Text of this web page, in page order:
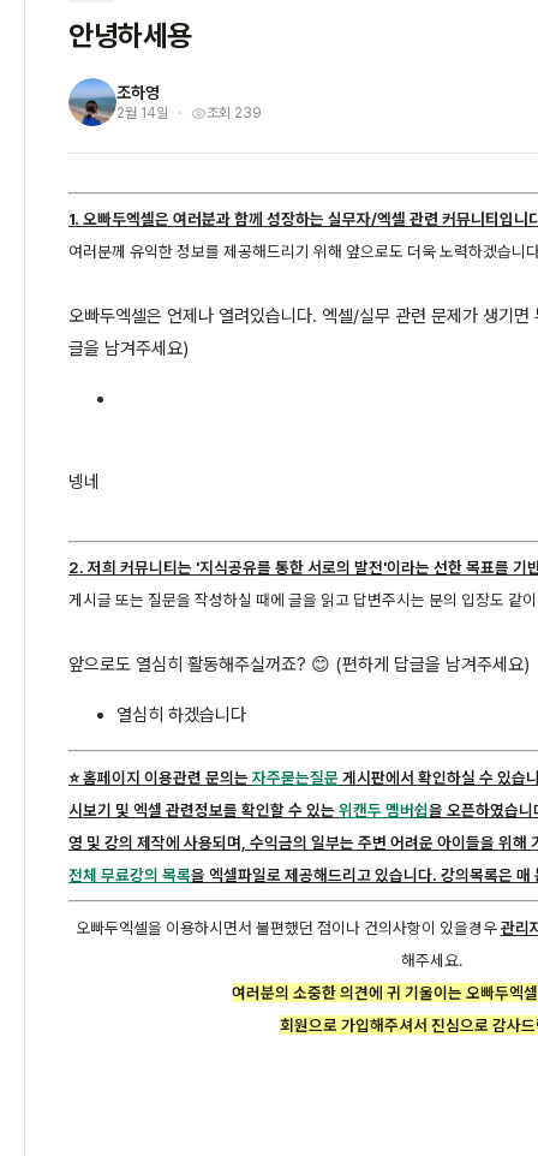
안녕하세용
조 조하영
2월 14일 조회 239
1. 오빠두엑셀은 여러분과 함께 성장하는 실무자/엑셀 관련 커뮤니티입니
여러분께 유익한 정보를 제공해드리기 위해 앞으로도 더욱 노력하겠습니
오빠두엑셀은 언제나 열려있습니다. 엑셀/실무 관련 문제가 생기
글을 남겨주세요)
넹네
2. 저희 커뮤니티는 '지식공유를 통한 서로의 발전'이라는 선한 목표를 기
게시글 또는 질문을 작성하실 때에 글을 읽고 답변주시는 분의 입장도 같
앞으로도 열심히 활동해주실꺼죠? 😊 (편하게 답글을 남겨주세요)
열심히 하겠습니다
⭐️ 홈페이지 이용관련 문의는 자주묻는질문 게시판에서 확인하실 수 있습
시보기 및 엑셀 관련정보를 확인할 수 있는 위캔두 멤버쉽을 오픈하였습
영 및 강의 제작에 사용되며, 수익금의 일부는 주변 어려운 아이들을 위해
전체 무료강의 목록을 엑셀파일로 제공해드리고 있습니다. 강의목록은 매
오빠두엑셀을 이용하시면서 불편했던 점이나 건의사항이 있을경우관리
해주세요.
여러분의 소중한 의견에 귀 기울이는 오빠두엑
회원으로 가입해주셔서 진심으로 감사